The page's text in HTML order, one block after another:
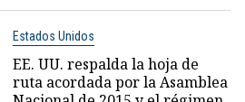
Estados Unidos
EE. UU. respalda la hoja de
ruta acordada por la Asamblea